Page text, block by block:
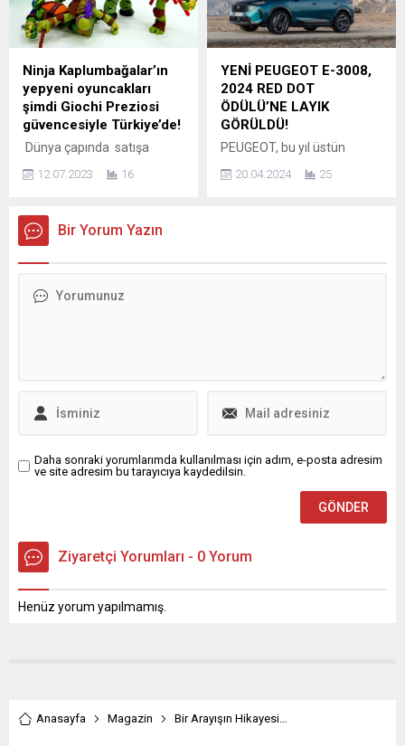
yanıt olarak, Türkiye’de ilk
vegan içli köfte üretimini
gerçekleştirdiğini duyurdu.
Şu an Almanya’ya düzenli
bir şekilde ihracat
yaptıklarını ve Fransa
Hollanda İngiltere...
sektörün öncü markası olan
Schafer, yeni yıl yaklaşırken
“Yeni Yıl Yepyeni İlhamlarla
Gelsin” mottosuyla
müşterilerine sunduğu
yüksek kaliteli ürünlerle
hayatı ve evleri
sürdürüyor....
Ninja Kaplumbağalar’ın
yepyeni oyuncakları
şimdi Giochi Preziosi
güvencesiyle Türkiye’de!
Dünya çapında satışa
Kaplumbağalar’ın aksiyon
setleri Türkiye’de Giochi
Preziosi ile çocukların
Company Limited
anlaştı. Yenilenmiş aksiyon
setlerinden oluşan...
12.07.2023 16
YENİ PEUGEOT E-3008,
2024 RED DOT
ÖDÜLÜ’NE LAYIK
GÖRÜLDÜ!
PEUGEOT, bu yıl üstün
Dot Ödülü’ne layık görüldü.
20.04.2024 25
Bir Yorum Yazın
Daha sonraki yorumlarımda kullanılması için adım, e-posta adresim
ve site adresim bu tarayıcıya kaydedilsin.
Ziyaretçi Yorumları - 0 Yorum
Henüz yorum yapılmamış.
Anasayfa Magazin Bir Arayışın Hikayesi…